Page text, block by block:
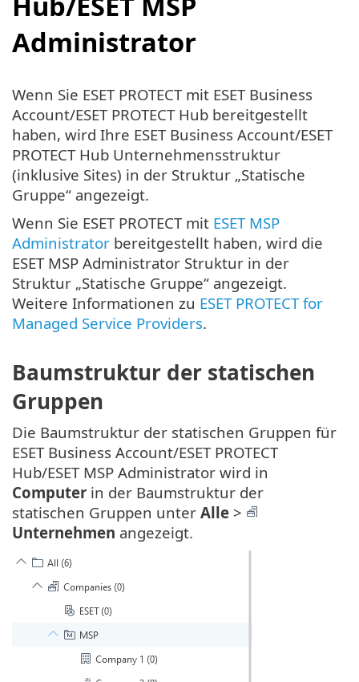
Administrator
Wenn Sie ESET PROTECT mit ESET Business
Account/ESET PROTECT Hub bereitgestellt
haben, wird Ihre ESET Business Account/ESET
PROTECT Hub Unternehmensstruktur
(inklusive Sites) in der Struktur „Statische
Gruppe“ angezeigt.
Wenn Sie ESET PROTECT mit ESET MSP
Administrator bereitgestellt haben, wird die
ESET MSP Administrator Struktur in der
Struktur „Statische Gruppe“ angezeigt.
Weitere Informationen zu ESET PROTECT for
Managed Service Providers.
Baumstruktur der statischen
Gruppen
Die Baumstruktur der statischen Gruppen für
ESET Business Account/ESET PROTECT
Hub/ESET MSP Administrator wird in
Computer in der Baumstruktur der
statischen Gruppen unter Alle >
Unternehmen angezeigt.